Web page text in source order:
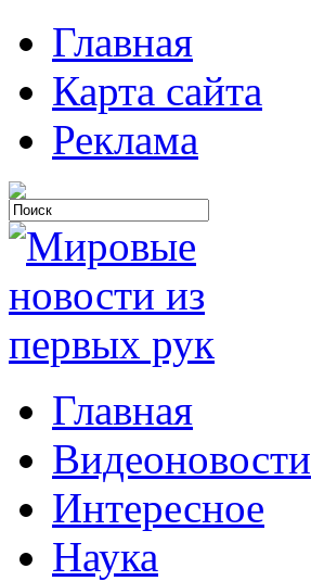
Главная
Карта сайта
Реклама
Главная
Видеоновости
Интересное
Наука